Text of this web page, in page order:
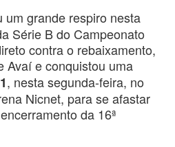
um grande respiro nesta
Série B do Campeonato
contra o rebaixamento,
Avaíe conquistou uma
, nesta segunda-feira, no
Nicnet, para se afastar
da 16ª